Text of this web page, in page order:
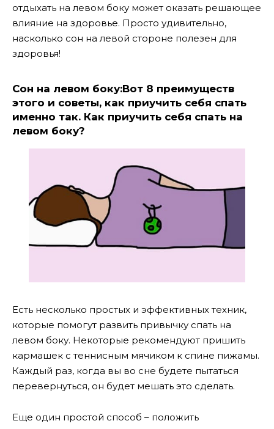
отдыхать на левом боку может оказать решающее
влияние на здоровье. Просто удивительно,
насколько сон на левой стороне полезен для
здоровья!
Сон на левом боку:Вот 8 преимуществ
этого и советы, как приучить себя спать
именно так. Как приучить себя спать на
левом боку?
Есть несколько простых и эффективных техник,
которые помогут развить привычку спать на
левом боку. Некоторые рекомендуют пришить
кармашек с теннисным мячиком к спине пижамы.
Каждый раз, когда вы во сне будете пытаться
перевернуться, он будет мешать это сделать.
Еще один простой способ – положить